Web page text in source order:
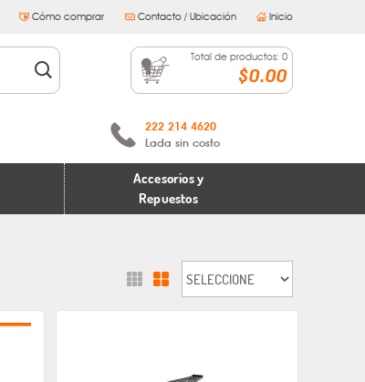
Cómo comprar Contacto / Ubicación Inicio
Total de productos: 0
$0.00
222 214 4620
Lada sin costo
Accesorios y
Repuestos